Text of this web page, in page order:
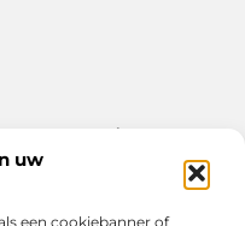
uw
een cookiebanner of
– alles op Bigoz.nl.
over het dagelijks leven,